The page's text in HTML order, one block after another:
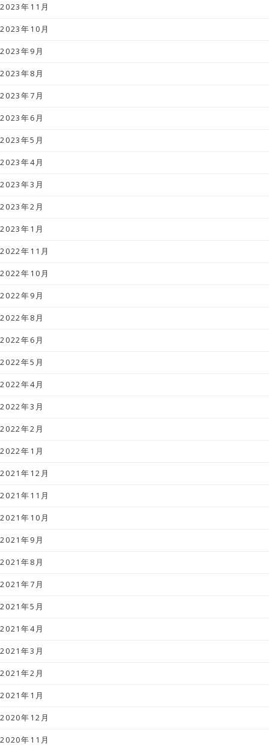
2023年11月
2023年10月
2023年9月
2023年8月
2023年7月
2023年6月
2023年5月
2023年4月
2023年3月
2023年2月
2023年1月
2022年11月
2022年10月
2022年9月
2022年8月
2022年6月
2022年5月
2022年4月
2022年3月
2022年2月
2022年1月
2021年12月
2021年11月
2021年10月
2021年9月
2021年8月
2021年7月
2021年5月
2021年4月
2021年3月
2021年2月
2021年1月
2020年12月
2020年11月